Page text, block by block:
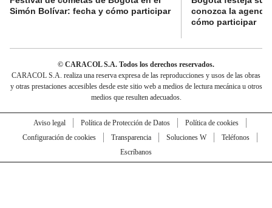
Simón Bolívar: fecha y cómo participar
conozca la
cómo participar
© CARACOL S.A. Todos los derechos reservados.
CARACOL S.A. realiza una reserva expresa de las reproducciones y usos de las obras
y otras prestaciones accesibles desde este sitio web a medios de lectura mecánica u otros
medios que resulten adecuados.
Aviso legal Política de Protección de Datos
Política de cookies
Configuración de cookies
Transparencia Soluciones W
Teléfonos
Escríbanos